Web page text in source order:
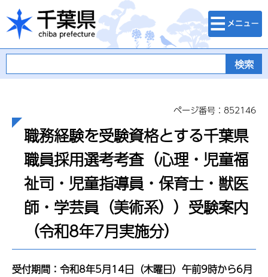
千葉県
検索・メニュ
ー
ページ番号：852146
職務経験を受験資格とする千葉県
職員採用選考考査（心理・児童福
祉司・児童指導員・保育士・獣医
師・学芸員（美術系））受験案内
（令和8年7月実施分）
受付期間：令和8年5月14日（木曜日）午前9時から6月